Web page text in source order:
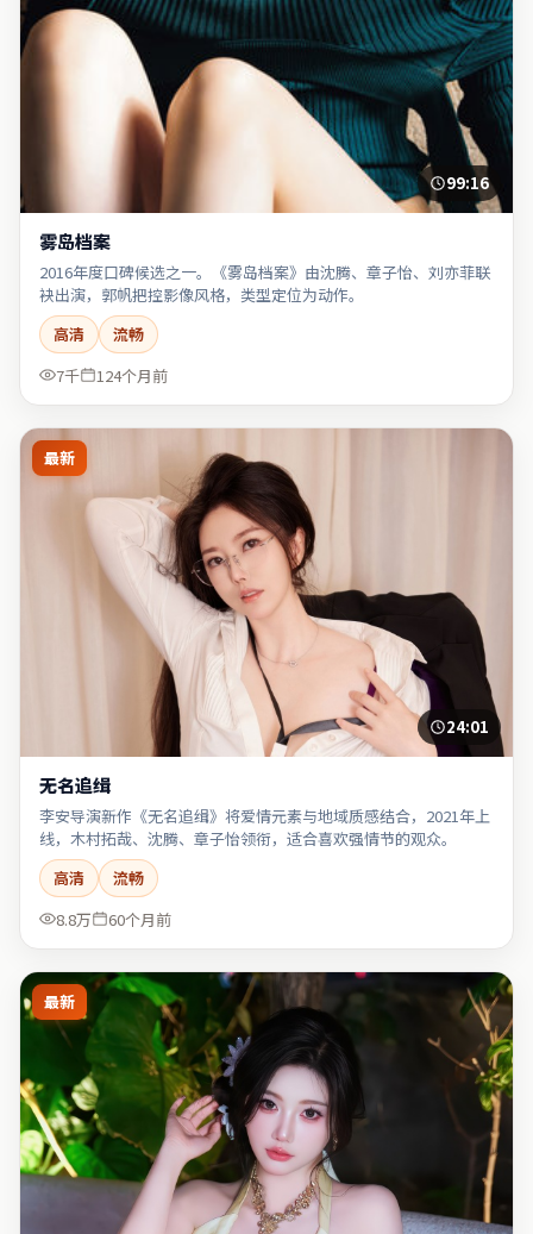
99:16
雾岛档案
2016年度口碑候选之一。《雾岛档案》由沈腾、章子怡、刘亦菲联
袂出演，郭帆把控影像风格，类型定位为动作。
高清
流畅
7千
124个月前
最新
24:01
无名追缉
李安导演新作《无名追缉》将爱情元素与地域质感结合，2021年上
线，木村拓哉、沈腾、章子怡领衔，适合喜欢强情节的观众。
高清
流畅
8.8万
60个月前
最新